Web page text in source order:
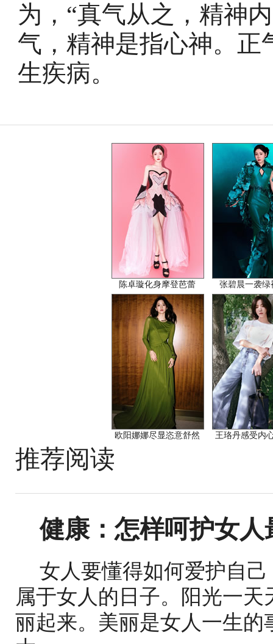
为，“真气从之，精神
气，精神是指心神。正
生疾病。
陈卓璇化身摩登芭蕾 张碧晨一袭绿
欧阳娜娜尽显恣意舒然 王珞丹感受内
推荐阅读
健康：怎样呵护女
女人要懂得如何爱护自
属于女人的日子。阳光一
丽起来。美丽是女人一生